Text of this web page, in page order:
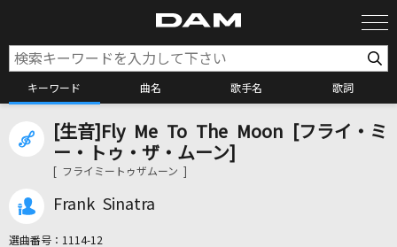
キーワード 曲名 歌手名 歌詞
カラオケ検索
[生音]Fly Me To The Moon [フライ・ミ
ー・トゥ・ザ・ムーン]
[ フライミートゥザムーン ]
Frank Sinatra
選曲番号： 1114-12